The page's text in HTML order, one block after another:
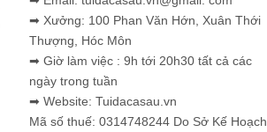
➡ Xưởng: 100 Phan Văn Hớn, Xuân Thới
Thượng, Hóc Môn
➡ Giờ làm việc : 9h tới 20h30 tất cả các
ngày trong tuần
➡ Website: Tuidacasau.vn
Mã số thuế: 0314748244 Do Sở Kế Hoạch